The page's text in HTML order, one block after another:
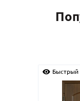
просмотр